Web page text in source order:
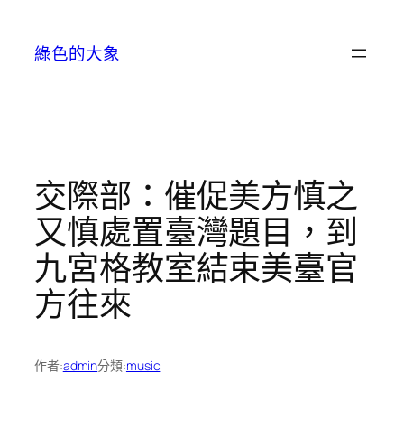
綠色的大象
交際部：催促美方慎之
又慎處置臺灣題目，到
九宮格教室結束美臺官
方往來
作者:admin分類:music